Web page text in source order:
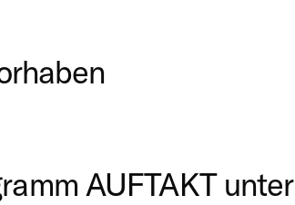
gilt
ihrer Karriere
AUFTAKT